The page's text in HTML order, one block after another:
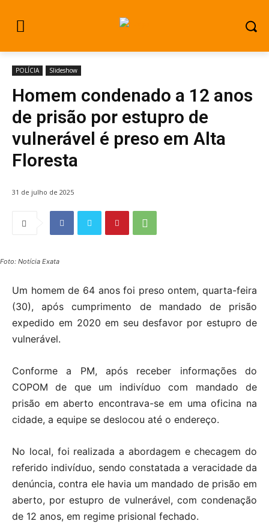
POLÍCIA Slideshow
Homem condenado a 12 anos
de prisão por estupro de
vulnerável é preso em Alta
Floresta
31 de julho de 2025
Foto: Notícia Exata
Um homem de 64 anos foi preso ontem, quarta-feira
(30), após cumprimento de mandado de prisão
expedido em 2020 em seu desfavor por estupro de
vulnerável.
Conforme a PM, após receber informações do
COPOM de que um indivíduo com mandado de
prisão em aberto encontrava-se em uma oficina na
cidade, a equipe se deslocou até o endereço.
No local, foi realizada a abordagem e checagem do
referido indivíduo, sendo constatada a veracidade da
denúncia, contra ele havia um mandado de prisão em
aberto, por estupro de vulnerável, com condenação
de 12 anos, em regime prisional fechado.